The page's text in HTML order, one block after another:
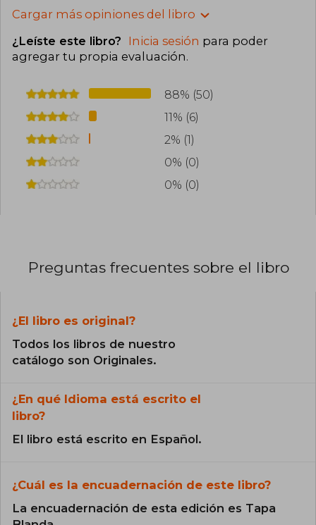
Cargar más opiniones del libro
¿Leíste este libro? Inicia sesión para poder
agregar tu propia evaluación.
88% (50)
11% (6)
2% (1)
0% (0)
0% (0)
Preguntas frecuentes sobre el libro
¿El libro es original?
Todos los libros de nuestro
catálogo son Originales.
¿En qué Idioma está escrito el
libro?
El libro está escrito en Español.
¿Cuál es la encuadernación de este libro?
La encuadernación de esta edición es Tapa